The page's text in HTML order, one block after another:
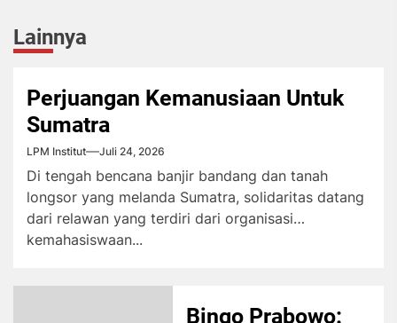
Lainnya
Perjuangan Kemanusiaan Untuk
Sumatra
LPM Institut Juli 24, 2026
Di tengah bencana banjir bandang dan tanah
longsor yang melanda Sumatra, solidaritas datang
dari relawan yang terdiri dari organisasi
kemahasiswaan...
Bingo Prabowo: